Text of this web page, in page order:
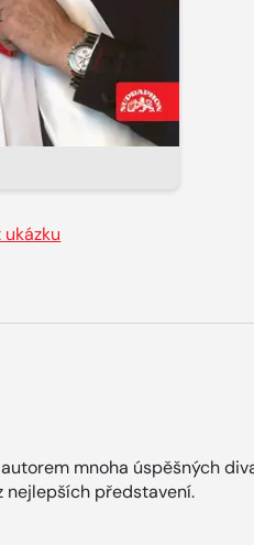
mnoha úspěšných
nejlepších představení.